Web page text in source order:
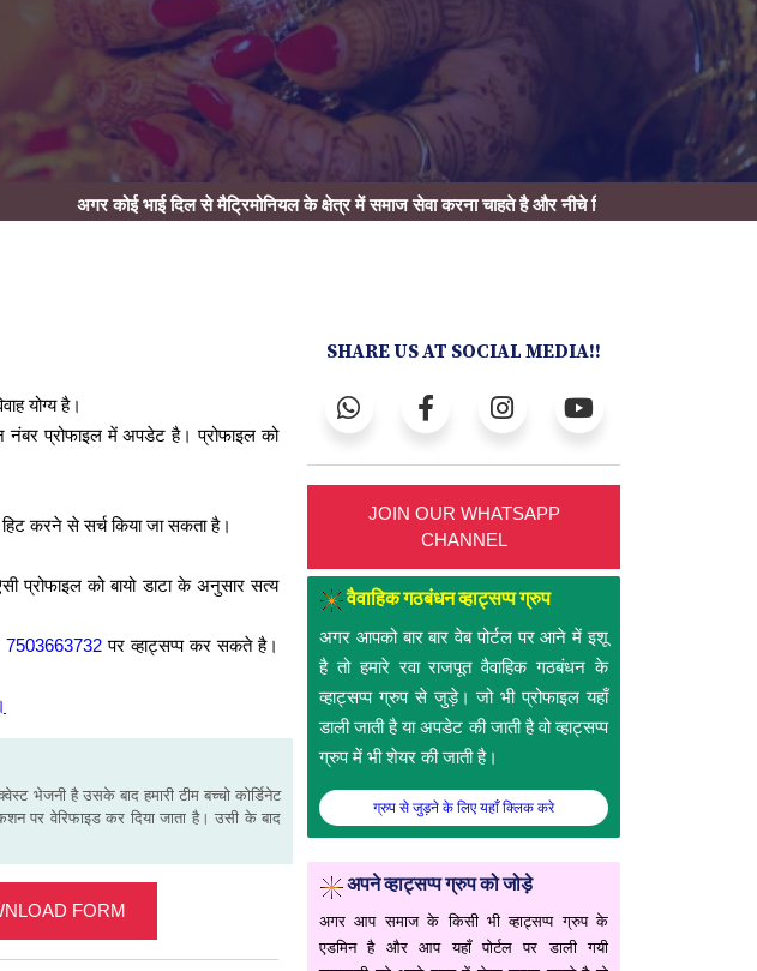
अगर कोई भाई दिल से मैट्रिमोनियल के क्षेत्र में समाज सेवा करना चाहते है और नीचे दिए गए कार्यो में हाथ बटवाना चाहते है तो
योग्य है।
नंबर प्रोफाइल में अपडेट है। प्रोफाइल को
करने से सर्च किया जा सकता है।
प्रोफाइल को बायो डाटा के अनुसार सत्य
7503663732पर व्हाट्सप्प कर सकते है।
भेजनी है उसके बाद हमारी टीम बच्चो कोर्डिनेट
पर वेरिफाइड कर दिया जाता है। उसी के बाद
FORM
SHARE US AT SOCIAL MEDIA!!
JOIN OUR WHATSAPP
CHANNEL
वैवाहिक गठबंधन व्हाट्सप्प ग्रुप
अगर आपको बार बार वेब पोर्टल पर आने में इशू
है तो हमारे रवा राजपूत वैवाहिक गठबंधन के
व्हाट्सप्प ग्रुप से जुड़े। जो भी प्रोफाइल यहाँ
डाली जाती है या अपडेट की जाती है वो व्हाट्सप्प
ग्रुप में भी शेयर की जाती है।
ग्रुप से जुड़ने के लिए यहाँ क्लिक करे
अपने व्हाट्सप्प ग्रुप को जोड़े
अगर आप समाज के किसी भी व्हाट्सप्प ग्रुप के
एडमिन है और आप यहाँ पोर्टल पर डाली गयी